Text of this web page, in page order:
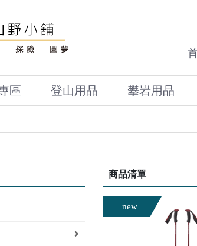
區 登山用品 攀岩用品
商品清單
new